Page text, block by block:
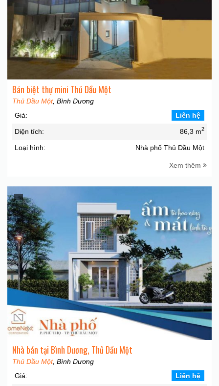
Bán biệt thự mini Thủ Dầu Một
Thủ Dầu Một, Bình Dương
Giá:
Liên hệ
Diện tích: 86,3 m2
Loại hình: Nhà phố Thủ Dầu Một
Xem thêm
Nhà bán tại Bình Dương, Thủ Dầu Một
Thủ Dầu Một, Bình Dương
Giá:
Liên hệ